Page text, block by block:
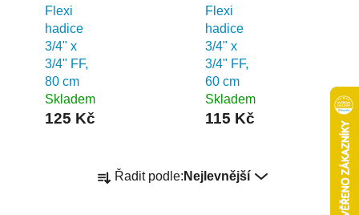
Flexi
hadice
3/4" x
3/4" FF,
80 cm
Skladem
125 Kč
Flexi
hadice
3/4" x
3/4" FF,
60 cm
Skladem
115 Kč
a
Řadit podle: Nejlevnější